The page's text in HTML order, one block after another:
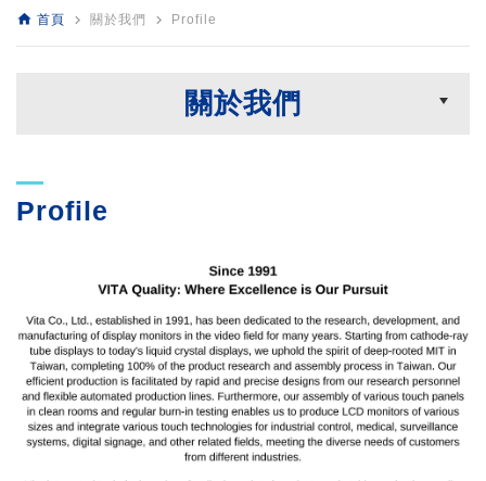
home 首頁 navigate_next 關於我們 navigate_next Profile
關於我們
Profile